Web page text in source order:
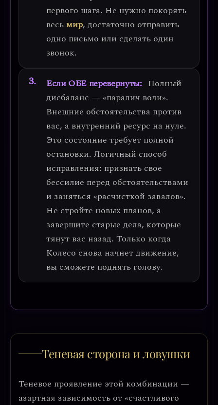
первого шага. Не нужно покорять
весьмир, достаточно отправить
одно письмо или сделать один
звонок.
Если ОБЕ перевернуты: Полный
дисбаланс — «паралич воли».
Внешние обстоятельства против
вас, а внутренний ресурс на нуле.
Это состояние требует полной
остановки. Логичный способ
исправления: признать свое
бессилие перед обстоятельствами
и заняться «расчисткой завалов».
Не стройте новых планов, а
завершите старые дела, которые
тянут вас назад. Только когда
Колесо снова начнет движение,
вы сможете поднять голову.
Теневая сторона и ловушки
Теневое проявление этой комбинации —
азартная зависимость от «счастливого